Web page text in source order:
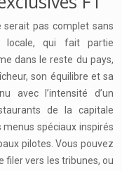
pas complet sans
locale, qui fait partie
dans le reste du pays,
son équilibre et sa
avec l’intensité d’un
de la capitale
menus spéciaux inspirés
pilotes. Vous pouvez
filer vers les tribunes, ou